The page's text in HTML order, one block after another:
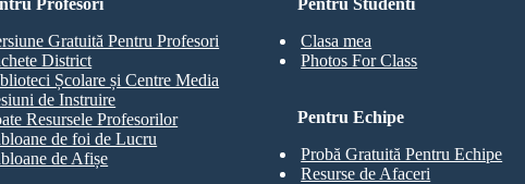
Clasa mea
Photos For Class
Gratuită Pentru Profesori
District
Școlare și Centre Media
de Instruire
Resursele Profesorilor
de foi de Lucru
de Afișe
Pentru Echipe
Probă Gratuită Pentru Echipe
Resurse de Afaceri